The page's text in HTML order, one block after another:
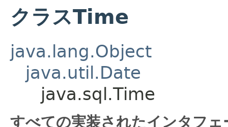
クラスTime
java.lang.Object
java.util.Date
java.sql.Time
すべての実装されたインタフ